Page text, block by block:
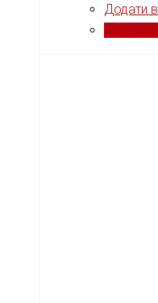
Додати